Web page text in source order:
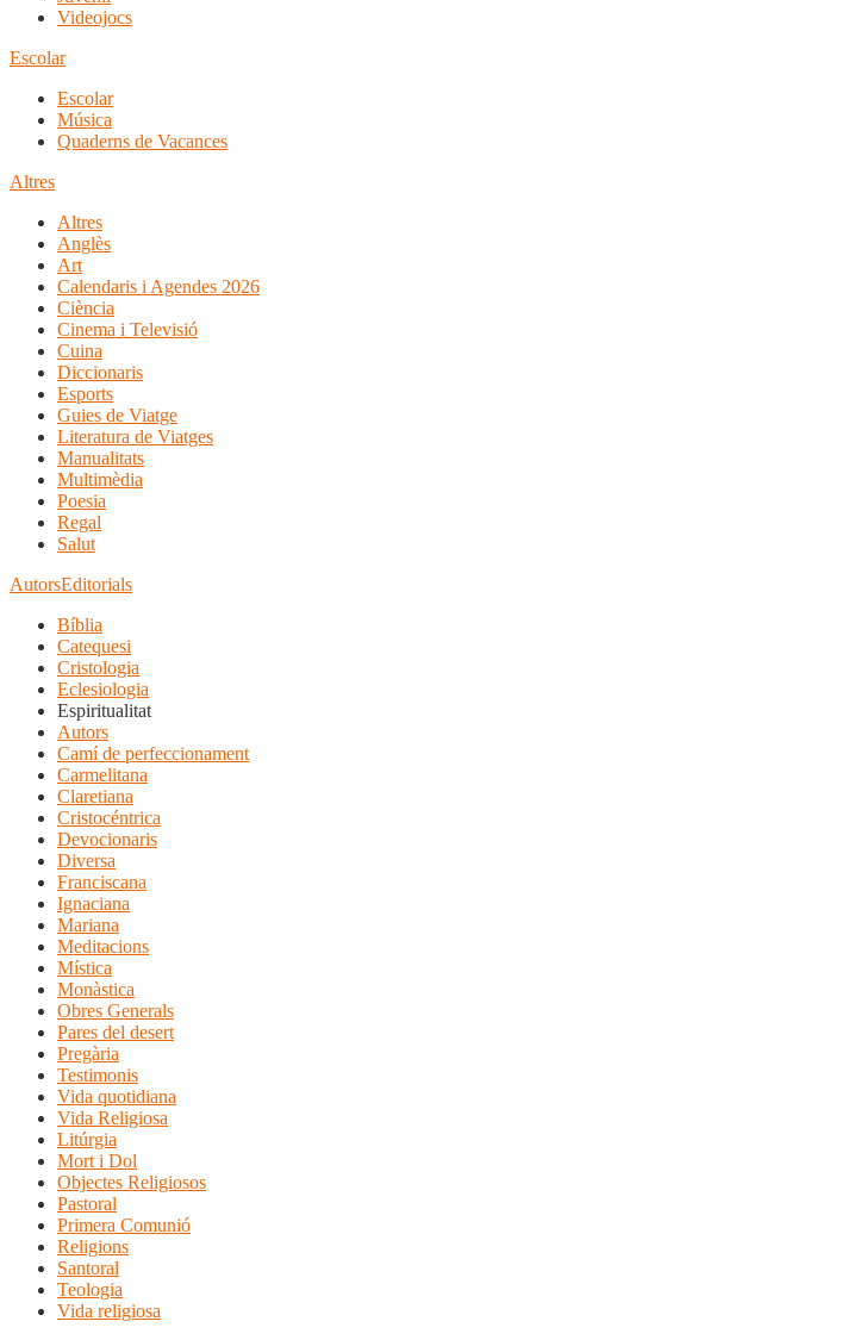
Videojocs
Escolar
Escolar
Música
Quaderns de Vacances
Altres
Altres
Anglès
Art
Calendaris i Agendes 2026
Ciència
Cinema i Televisió
Cuina
Diccionaris
Esports
Guies de Viatge
Literatura de Viatges
Manualitats
Multimèdia
Poesia
Regal
Salut
AutorsEditorials
Bíblia
Catequesi
Cristologia
Eclesiologia
Espiritualitat
Autors
Camí de perfeccionament
Carmelitana
Claretiana
Cristocéntrica
Devocionaris
Diversa
Franciscana
Ignaciana
Mariana
Meditacions
Mística
Monàstica
Obres Generals
Pares del desert
Pregària
Testimonis
Vida quotidiana
Vida Religiosa
Litúrgia
Mort i Dol
Objectes Religiosos
Pastoral
Primera Comunió
Religions
Santoral
Teologia
Vida religiosa